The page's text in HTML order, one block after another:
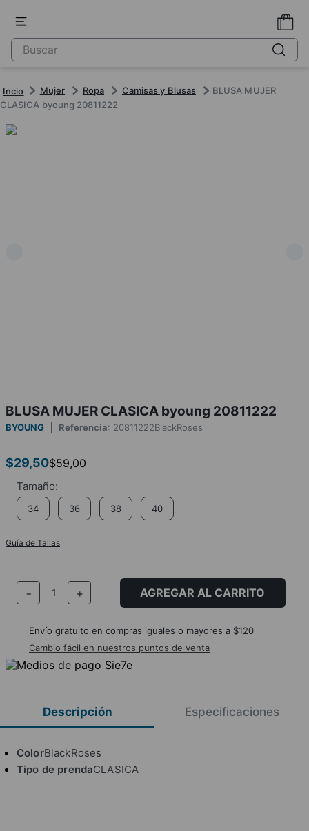
Mujer Ropa Camisas y Blusas
BLUSA MUJER
CLASICA byoung 20811222
BLUSA MUJER CLASICA byoung 20811222
BYOUNG Referencia: 20811222BlackRoses
$29,50$59,00
34 36 38 40
Guía de Tallas
＋
－ AGREGAR AL CARRITO
Envío gratuito en compras iguales o mayores a $120
Cambio fácil en nuestros puntos de venta
Descripción Especificaciones
ColorBlackRoses
Tipo de prendaCLASICA